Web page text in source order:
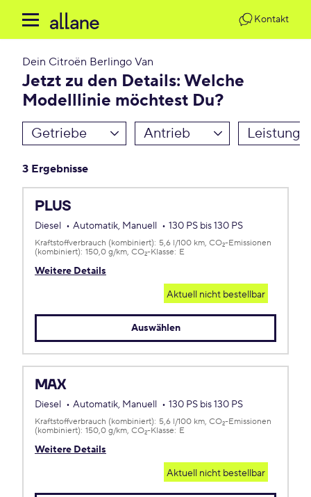
Kontakt
Dein Citroën Berlingo Van
Jetzt zu den Details: Welche
Modelllinie möchtest Du?
Getriebe Antrieb Leistung
3 Ergebnisse
PLUS
Diesel Automatik, Manuell 130 PS bis 130 PS
Weitere Details
Kraftstoffverbrauch (kombiniert): 5,6 l/100 km CO2-Emissionen
(kombiniert): 150,0 g/km CO2-Klasse: E
Aktuell nicht bestellbar
Auswählen
MAX
Diesel Automatik, Manuell 130 PS bis 130 PS
Weitere Details
Kraftstoffverbrauch (kombiniert): 5,6 l/100 km CO2-Emissionen
(kombiniert): 150,0 g/km CO2-Klasse: E
Aktuell nicht bestellbar